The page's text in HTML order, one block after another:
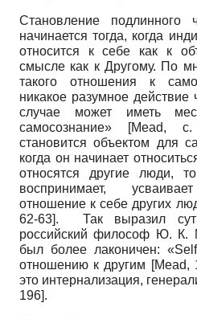
Становление подлинного
начинается тогда, когда
относится к себе как к
смысле как к Другому. По
такого отношения к
никакое разумное действие
случае может иметь
самосознание»
[Меаd, с.
становится объектом для
когда он начинает
относятся другие люди,
воспринимает,
отношение к себе других
62-63]. Так выразил
российский философ Ю.
был более лаконичен:
отношению к другим [Mead,
это интернализация,
196].